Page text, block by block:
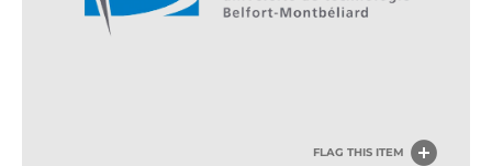
FLAG THIS ITEM